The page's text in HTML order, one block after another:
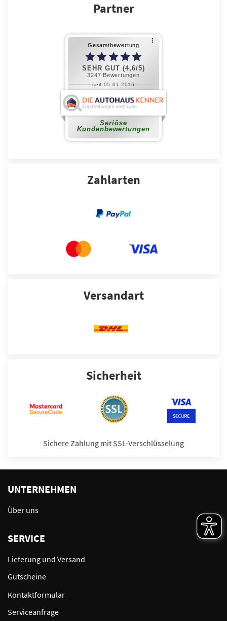
Partner
Zahlarten
Versandart
Sicherheit
Sichere Zahlung mit SSL-Verschlüsselung
UNTERNEHMEN
Über uns
SERVICE
Lieferung und Versand
Gutscheine
Kontaktformular
Serviceanfrage